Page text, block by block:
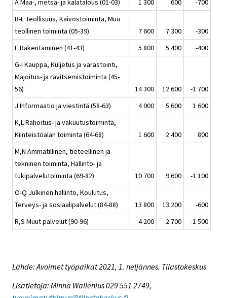
A Maa-, metsä- ja kalatalous (01-03)
1 300 600
-700
B-E Teollisuus, Kaivostoiminta, Muu
teollinen toiminta (05-39)
7 600 7 300
-300
F Rakentaminen (41-43)
5 800 5 400
-400
G-I Kauppa, Kuljetus ja varastointi,
Majoitus- ja ravitsemistoiminta (45-
56)
14 300 12 600
-1 700
J Informaatio ja viestintä (58-63)
4 000 5 600
1 600
K,L Rahoitus- ja vakuutustoiminta,
Kiinteistöalan toiminta (64-68)
1 600 2 400
800
M,N Ammatillinen, tieteellinen ja
tekninen toiminta, Hallinto- ja
tukipalvelutoiminta (69-82)
10 700 9 600
-1 100
O-Q Julkinen hallinto, Koulutus,
Terveys- ja sosiaalipalvelut (84-88)
13 800 13 200
-600
R,S Muut palvelut (90-96)
4 200 2 700 -1 500
Lähde: Avoimet työpaikat 2021, 1. neljännes. Tilastokeskus
Lisätietoja: Minna Wallenius 029 551 2749,